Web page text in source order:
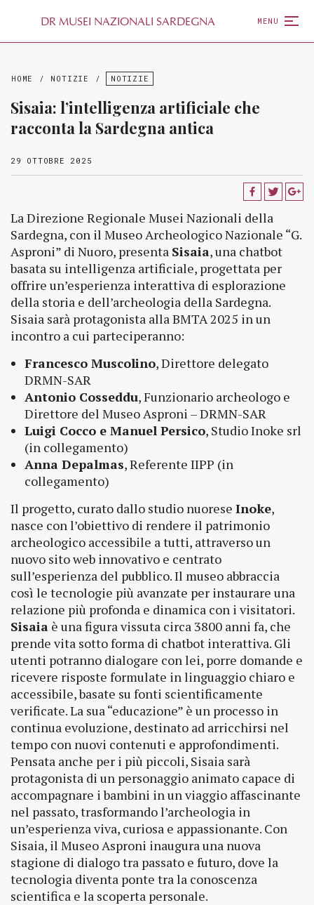
DR MUSEI NAZIONALI SARDEGNA MENU
HOME / NOTIZIE / NOTIZIE
Sisaia: l’intelligenza artificiale che
racconta la Sardegna antica
29 OTTOBRE 2025
La Direzione Regionale Musei Nazionali della
Sardegna, con il Museo Archeologico Nazionale “G.
Asproni” di Nuoro, presenta Sisaia, una chatbot
basata su intelligenza artificiale, progettata per
offrire un’esperienza interattiva di esplorazione
della storia e dell’archeologia della Sardegna.
Sisaia sarà protagonista alla BMTA 2025 in un
incontro a cui parteciperanno:
Francesco Muscolino, Direttore delegato
DRMN-SAR
Antonio Cosseddu, Funzionario archeologo e
Direttore del Museo Asproni – DRMN-SAR
Luigi Cocco e Manuel Persico, Studio Inoke srl
(in collegamento)
Anna Depalmas, Referente IIPP (in
collegamento)
Il progetto, curato dallo studio nuorese Inoke,
nasce con l’obiettivo di rendere il patrimonio
archeologico accessibile a tutti, attraverso un
nuovo sito web innovativo e centrato
sull’esperienza del pubblico. Il museo abbraccia
così le tecnologie più avanzate per instaurare una
relazione più profonda e dinamica con i visitatori.
Sisaia è una figura vissuta circa 3800 anni fa, che
prende vita sotto forma di chatbot interattiva. Gli
utenti potranno dialogare con lei, porre domande e
ricevere risposte formulate in linguaggio chiaro e
accessibile, basate su fonti scientificamente
verificate. La sua “educazione” è un processo in
continua evoluzione, destinato ad arricchirsi nel
tempo con nuovi contenuti e approfondimenti.
Pensata anche per i più piccoli, Sisaia sarà
protagonista di un personaggio animato capace di
accompagnare i bambini in un viaggio affascinante
nel passato, trasformando l’archeologia in
un’esperienza viva, curiosa e appassionante. Con
Sisaia, il Museo Asproni inaugura una nuova
stagione di dialogo tra passato e futuro, dove la
tecnologia diventa ponte tra la conoscenza
scientifica e la scoperta personale.